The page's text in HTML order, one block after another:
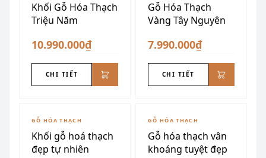
Khối Gỗ Hóa Thạch
Triệu Năm
10.990.000₫
CHI TIẾT
Gỗ Hóa Thạch
Vàng Tây Nguyên
7.990.000₫
CHI TIẾT
GỖ HÓA THẠCH
Khối gỗ hoá thạch
đẹp tự nhiên
GỖ HÓA THẠCH
Gỗ hóa thạch vân
khoáng tuyệt đẹp